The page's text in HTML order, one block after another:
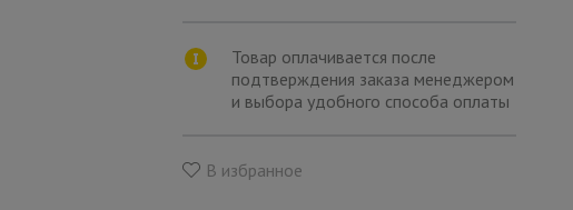
Товар оплачивается после
подтверждения заказа менеджером
и выбора удобного способа оплаты
В избранное